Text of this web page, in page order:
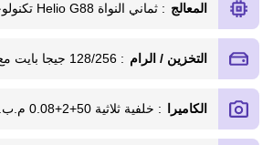
المعالج : ثماني النواة Helio G88 تكنولوجيا 6 نانو
التخزين / الرام : 128/256 جيجا بايت مع 8 جيجا رام
الكاميرا : خلفية ثلاثية 50+2+0.08 م.ب. / امامية 32 م.ب.